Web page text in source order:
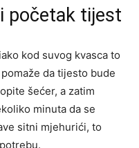
početak tijest
kod suvog kvasca to
da tijesto bude
šećer, a zatim
minuta da se
sitni mjehurići, to